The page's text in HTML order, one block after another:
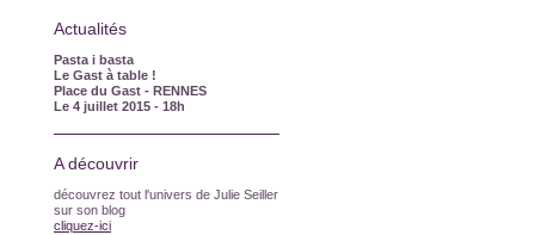
Actualités
Pasta i basta
Le Gast à table !
Place du Gast - RENNES
Le 4 juillet 2015 - 18h
A découvrir
découvrez tout l'univers de Julie Seiller
sur son blog
cliquez-ici